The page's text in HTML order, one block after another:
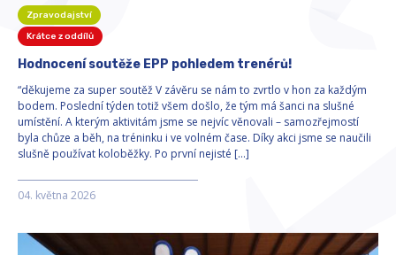
Zpravodajství
Krátce z oddílů
Hodnocení soutěže EPP pohledem trenérů!
“děkujeme za super soutěž V závěru se nám to zvrtlo v hon za každým
bodem. Poslední týden totiž všem došlo, že tým má šanci na slušné
umístění. A kterým aktivitám jsme se nejvíc věnovali – samozřejmostí
byla chůze a běh, na tréninku i ve volném čase. Díky akci jsme se naučili
slušně používat koloběžky. Po první nejisté […]
04. května 2026